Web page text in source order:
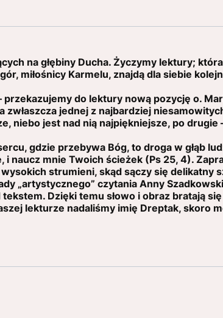
na głębiny Ducha. Życzymy lektury;
miłośnicy Karmelu, znajdą dla siebie
do lektury nową pozycję o.
jednej z najbardziej
niebo jest nad nią najpiękniejsze, po drugie
gdzie przebywa Bóg, to droga w głąb
i naucz mnie Twoich ścieżek (Ps 25, 4).
strumieni, skąd sączy się delikatny
„artystycznego” czytania Anny
Dzięki temu słowo i obraz bratają się
lekturze nadaliśmy imię Dreptak, skoro